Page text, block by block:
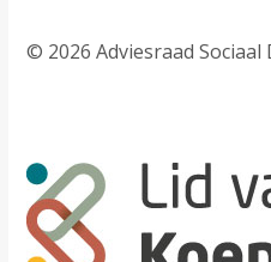
© 2026 Adviesraad Sociaal